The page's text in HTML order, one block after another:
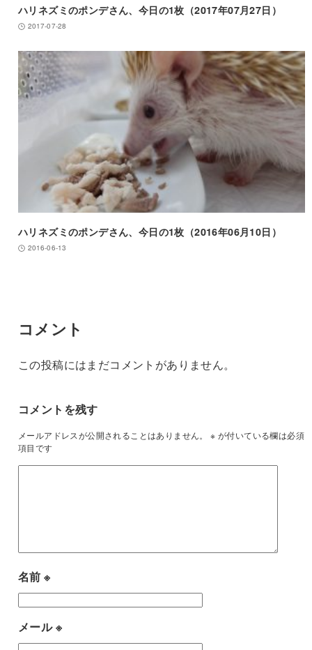
ハリネズミのポンデさん、今日の1枚（2017年07月27日）
2017-07-28
ハリネズミのポンデさん、今日の1枚（2016年06月10日）
2016-06-13
コメント
この投稿にはまだコメントがありません。
コメントを残す
メールアドレスが公開されることはありません。 ※ が付いている欄は必須
項目です
名前※
メール※